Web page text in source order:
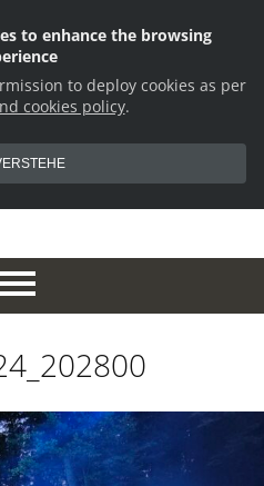
to enhance the browsing
to deploy cookies as per
cookies policy.